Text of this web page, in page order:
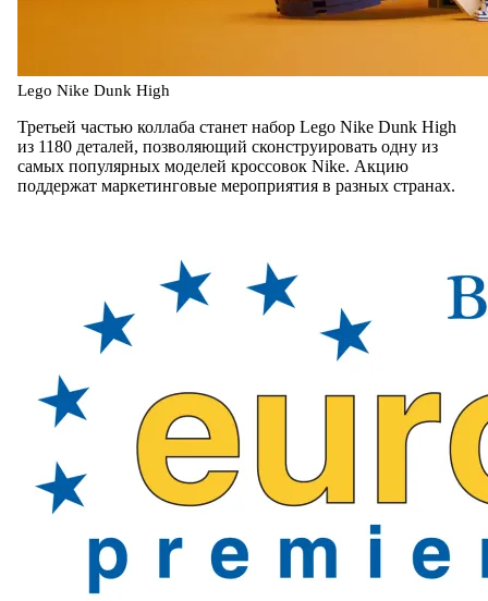
Lego Nike Dunk High
Третьей частью коллаба станет набор Lego Nike Dunk High
из 1180 деталей, позволяющий сконструировать одну из
самых популярных моделей кроссовок Nike. Акцию
поддержат маркетинговые мероприятия в разных странах.